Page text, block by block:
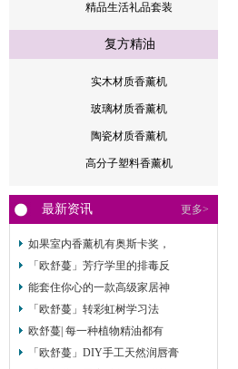
精品生活礼品套装
复方精油
实木材质香薰机
玻璃材质香薰机
陶瓷材质香薰机
高分子塑料香薰机
最新资讯 更多>
如果室内香薰机有奥斯卡奖，
「欧舒蔓」芳疗学里的排毒反
能套住你心的一款高级家居神
「欧舒蔓」转彩虹树学习法
欧舒蔓| 每一种植物精油都有
「欧舒蔓」DIY手工天然润唇膏